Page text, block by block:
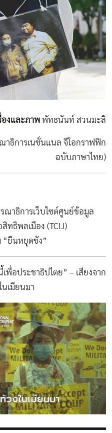
องและภาพ พัทธนันท์ สวนมะลิ
าธิการเนชั่นแนล จีโอกราฟฟิก
ฉบับภาษาไทย)
ณาธิการเว็บไซต์ศูนย์ข้อมูล
ทธิพลเมือง (TCIJ)
“ยืนหยุดขัง”
พื่อประชาธิปไตย” – เสียงจาก
นเมียนมา